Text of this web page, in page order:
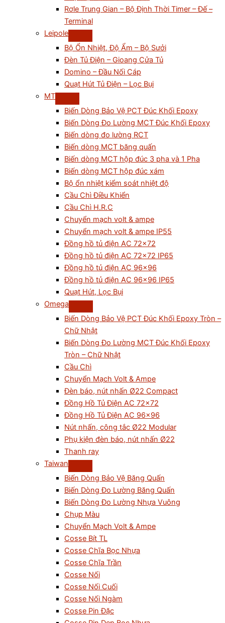
Rơle Trung Gian – Bộ Định Thời Timer – Đế –
Terminal
Leipole
Bộ Ổn Nhiệt, Độ Ẩm – Bộ Sưởi
Đèn Tủ Điện – Gioang Cửa Tủ
Domino – Đầu Nối Cáp
Quạt Hút Tủ Điện – Lọc Bụi
MT
Biến Dòng Bảo Vệ PCT Đúc Khối Epoxy
Biến Dòng Đo Lường MCT Đúc Khối Epoxy
Biến dòng đo lường RCT
Biến dòng MCT băng quấn
Biến dòng MCT hộp đúc 3 pha và 1 Pha
Biến dòng MCT hộp đúc xám
Bộ ổn nhiệt kiểm soát nhiệt độ
Cầu Chì Điều Khiển
Cầu Chì H.R.C
Chuyển mạch volt & ampe
Chuyển mạch volt & ampe IP55
Đồng hồ tủ điện AC 72×72
Đồng hồ tủ điện AC 72×72 IP65
Đồng hồ tủ điện AC 96×96
Đồng hồ tủ điện AC 96×96 IP65
Quạt Hút, Lọc Bụi
Omega
Biến Dòng Bảo Vệ PCT Đúc Khối Epoxy Tròn –
Chữ Nhật
Biến Dòng Đo Lường MCT Đúc Khối Epoxy
Tròn – Chữ Nhật
Cầu Chì
Chuyển Mạch Volt & Ampe
Đèn báo, nút nhấn Ø22 Compact
Đồng Hồ Tủ Điện AC 72×72
Đồng Hồ Tủ Điện AC 96×96
Nút nhấn, công tắc Ø22 Modular
Phụ kiện đèn báo, nút nhấn Ø22
Thanh ray
Taiwan
Biến Dòng Bảo Vệ Băng Quấn
Biến Dòng Đo Lường Băng Quấn
Biến Dòng Đo Lường Nhựa Vuông
Chụp Màu
Chuyển Mạch Volt & Ampe
Cosse Bít TL
Cosse Chĩa Bọc Nhựa
Cosse Chĩa Trần
Cosse Nối
Cosse Nối Cuối
Cosse Nối Ngàm
Cosse Pin Đặc